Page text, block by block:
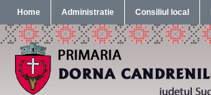
Home Administratie Consiliul local